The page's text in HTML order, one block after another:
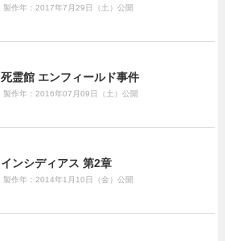
製作年：2017年7月29日（土）公開
死霊館 エンフィールド事件
製作年：2016年07月09日（土）公開
インシディアス 第2章
製作年：2014年1月10日（金）公開